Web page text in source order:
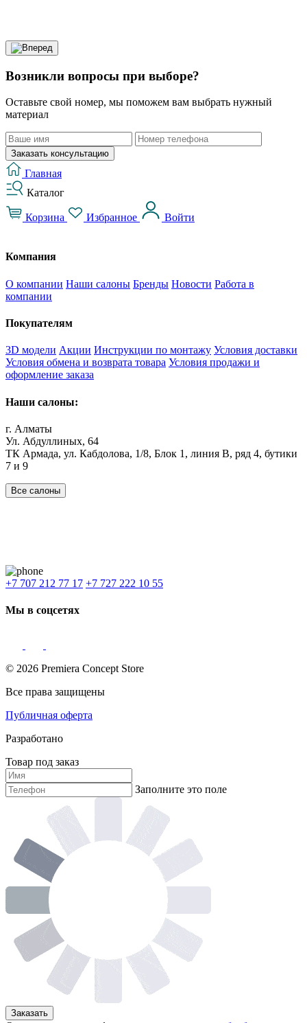
Возникли вопросы при выборе?
Оставьте свой номер, мы поможем вам выбрать нужный
материал
Заказать консультацию
Главная
Каталог
Корзина Избранное Войти
Компания
О компании Наши салоны Бренды Новости Работа в
компании
Покупателям
3D модели Акции Инструкции по монтажу Условия доставки
Условия обмена и возврата товара Условия продажи и
оформление заказа
Наши салоны:
г. Алматы
Ул. Абдуллиных, 64
ТК Армада, ул. Кабдолова, 1/8, Блок 1, линия В, ряд 4, бутики
7 и 9
Все салоны
+7 707 212 77 17 +7 727 222 10 55
Мы в соцсетях
© 2026 Premiera Concept Store
Все права защищены
Публичная оферта
Разработано
Товар под заказ
Заполните это поле
Заказать